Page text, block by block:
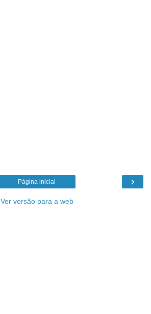
›
Página inicial
Ver versão para a web